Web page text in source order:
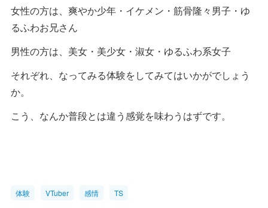
女性の方は、爽やか少年・イケメン・筋骨隆々男子・ゆ
るふわお兄さん
男性の方は、美女・美少女・淑女・ゆるふわ系女子
それぞれ、なってみる体験をしてみてはいかがでしょう
か。
こう、なんか普段とは違う感覚を味わうはずです。
体験 VTuber 感情 TS